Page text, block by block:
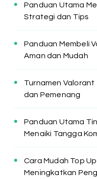
Panduan Utama
Strategi dan Tips
Panduan Membeli
Aman dan Mudah
Turnamen Valorant
dan Pemenang
Panduan Utama
Menaiki Tangga
Cara Mudah Top
Meningkatkan